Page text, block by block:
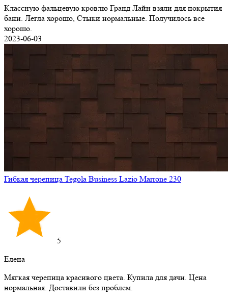
Классную фальцевую кровлю Гранд Лайн взяли для покрытия
бани. Легла хорошо, Стыки нормальные. Получилось все
хорошо.
2023-06-03
Гибкая черепица Tegola Business Lazio Marrone 230
5
Елена
Мягкая черепица красивого цвета. Купила для дачи. Цена
нормальная. Доставили без проблем.